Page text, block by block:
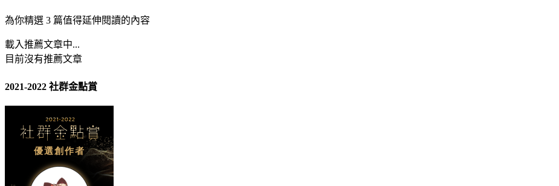
為你精選 3 篇值得延伸閱讀的內容
載入推薦文章中...
目前沒有推薦文章
2021-2022 社群金點賞